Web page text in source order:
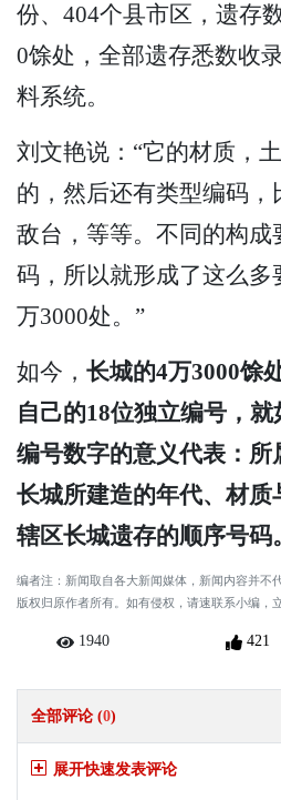
份、404个县市区，遗存
0馀处，全部遗存悉数收
料系统。
刘文艳说：“它的材质，
的，然后还有类型编码，
敌台，等等。不同的构成
码，所以就形成了这么多
万3000处。”
如今， 长城的4万3000馀
自己的18位独立编号，就
编号数字的意义代表：所
长城所建造的年代、材质
辖区长城遗存的顺序号码
编者注：新闻取自各大新闻媒体，新闻内容并不
版权归原作者所有。如有侵权，请速联系小编，
1940 421
全部评论 (0)
展开快速发表评论